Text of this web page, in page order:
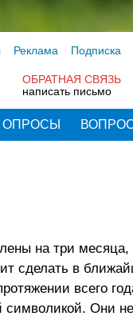
Реклама Подписка
ОБРАТНАЯ СВЯЗЬ
написать письмо
ОПРОСЫ
на три месяца,
сделать в
всего
Они